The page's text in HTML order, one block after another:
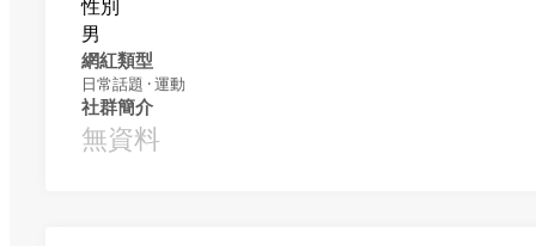
性別
男
網紅類型
日常話題 · 運動
社群簡介
無資料